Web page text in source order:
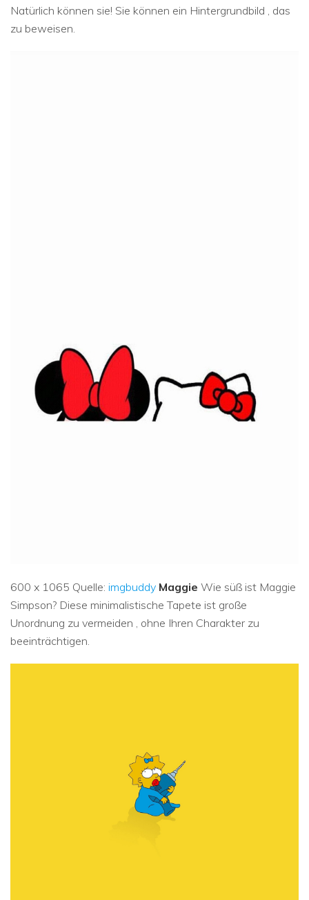
Natürlich können sie! Sie können ein Hintergrundbild , das
zu beweisen.
600 x 1065 Quelle: imgbuddy Maggie Wie süß ist Maggie
Simpson? Diese minimalistische Tapete ist große
Unordnung zu vermeiden , ohne Ihren Charakter zu
beeinträchtigen.